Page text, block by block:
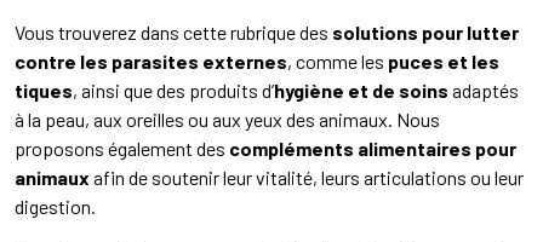
Vous trouverez dans cette rubrique des solutions pour lutter
contre les parasites externes, comme les puces et les
tiques, ainsi que des produits d’hygiène et de soins adaptés
à la peau, aux oreilles ou aux yeux des animaux. Nous
proposons également des compléments alimentaires pour
animaux afin de soutenir leur vitalité, leurs articulations ou leur
digestion.